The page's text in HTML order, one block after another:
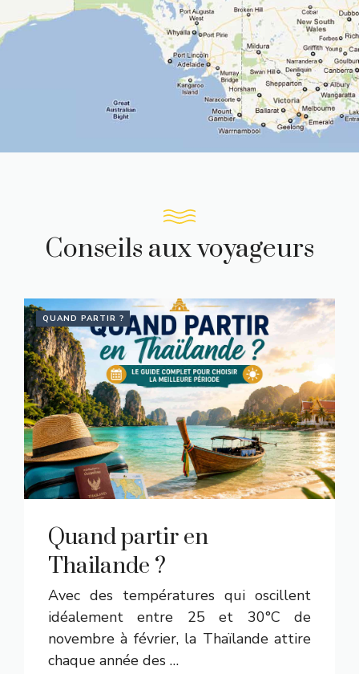
Conseils aux voyageurs
QUAND PARTIR ?
Quand partir en
Thailande ?
Avec des températures qui oscillent
idéalement entre 25 et 30°C de
novembre à février, la Thaïlande attire
chaque année des …